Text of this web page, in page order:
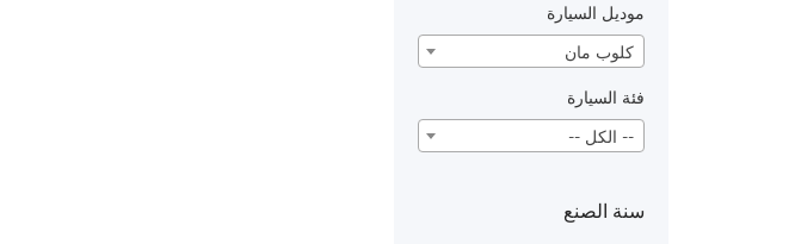
موديل السيارة
كلوب مان
فئة السيارة
-- الكل --
سنة الصنع